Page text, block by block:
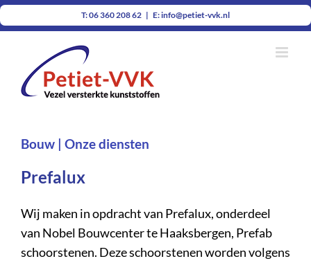
Ga
naar
T: 06 360 208 62 | E: info@petiet-vvk.nl
Bouw | Onze diensten
Prefalux
Wij maken in opdracht van Prefalux, onderdeel
van Nobel Bouwcenter te Haaksbergen, Prefab
schoorstenen. Deze schoorstenen worden volgens